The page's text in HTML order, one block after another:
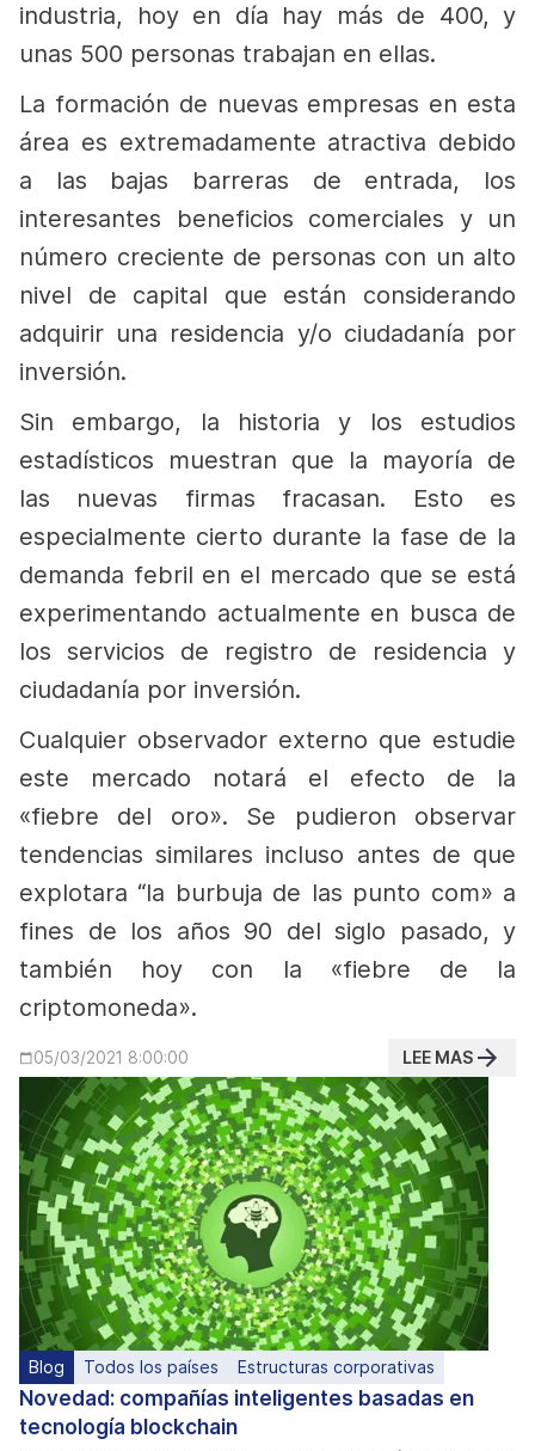
industria, hoy en día hay más de 400, y
unas 500 personas trabajan en ellas.
La formación de nuevas empresas en esta
área es extremadamente atractiva debido
a las bajas barreras de entrada, los
interesantes beneficios comerciales y un
número creciente de personas con un alto
nivel de capital que están considerando
adquirir una residencia y/o ciudadanía por
inversión.
Sin embargo, la historia y los estudios
estadísticos muestran que la mayoría de
las nuevas firmas fracasan. Esto es
especialmente cierto durante la fase de la
demanda febril en el mercado que se está
experimentando actualmente en busca de
los servicios de registro de residencia y
ciudadanía por inversión.
Cualquier observador externo que estudie
este mercado notará el efecto de la
«fiebre del oro». Se pudieron observar
tendencias similares incluso antes de que
explotara “la burbuja de las punto com» a
fines de los años 90 del siglo pasado, y
también hoy con la «fiebre de la
criptomoneda».
05/03/2021 8:00:00 LEE MAS
Blog Todos los países Estructuras corporativas
Novedad: compañías inteligentes basadas en
tecnología blockchain